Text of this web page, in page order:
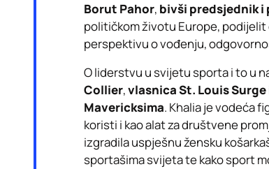
Borut Pahor, bivši predsjednik i
političkom životu Europe, podijelit
perspektivu o vođenju,
O liderstvu u svijetu sporta i to u
Collier,vlasnica St. Louis Surge
Mavericksima. Khalia je vodeća
koristi i kao alat za društvene
izgradila uspješnu žensku
sportašima svijeta te kako sport